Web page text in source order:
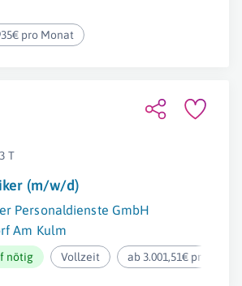
pro Monat
T
(m/w/d)
Personaldienste GmbH
Am Kulm
nötig Vollzeit ab 3.001,51€ pro